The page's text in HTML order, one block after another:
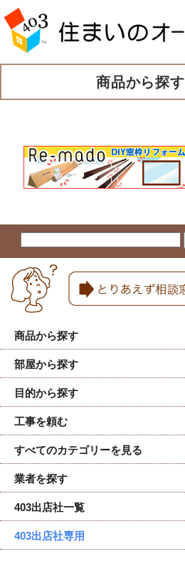
商品から探す
商品から探す
部屋から探す
目的から探す
工事を頼む
すべてのカテゴリーを見る
業者を探す
403出店社一覧
403出店社専用